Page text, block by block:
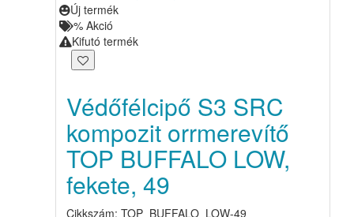
Új termék
% Akció
Kifutó termék
Védőfélcipő S3 SRC
kompozit orrmerevítő
TOP BUFFALO LOW,
fekete, 49
Cikkszám: TOP_BUFFALO_LOW-49